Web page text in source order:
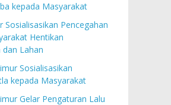
kepada Masyarakat
Sosialisasikan Pencegahan
Hentikan
Lahan
Sosialisasikan
kepada Masyarakat
Gelar Pengaturan Lalu